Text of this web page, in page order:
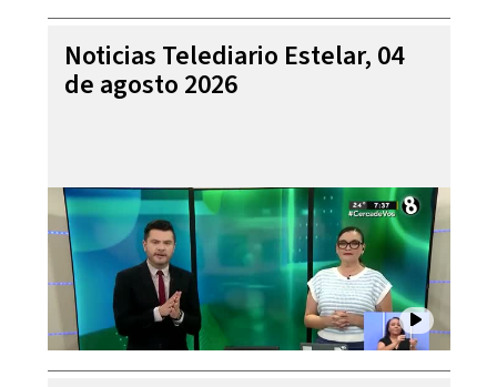
Noticias Telediario Estelar, 04
de agosto 2026